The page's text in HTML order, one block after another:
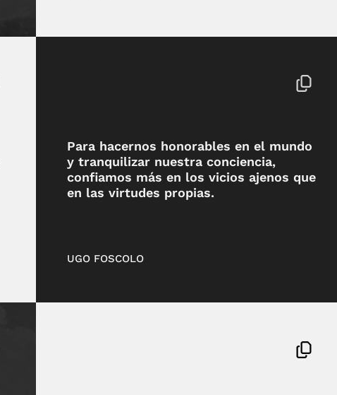
Para hacernos honorables en el mundo
y tranquilizar nuestra conciencia,
confiamos más en los vicios ajenos que
en las virtudes propias.
UGO FOSCOLO